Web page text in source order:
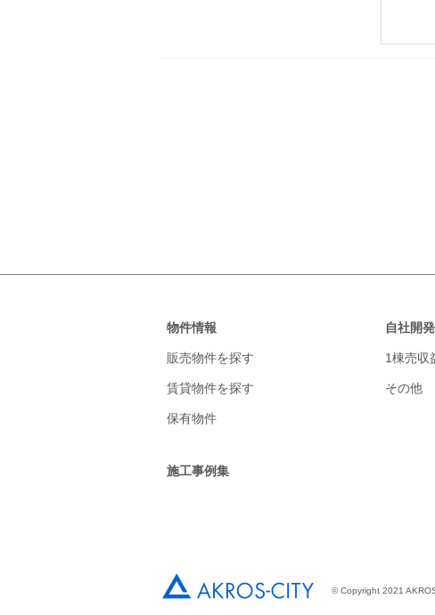
物件情報
販売物件を探す
賃貸物件を探す
保有物件
施工事例集
自社開
1棟売収
その他
© Copyright 2021